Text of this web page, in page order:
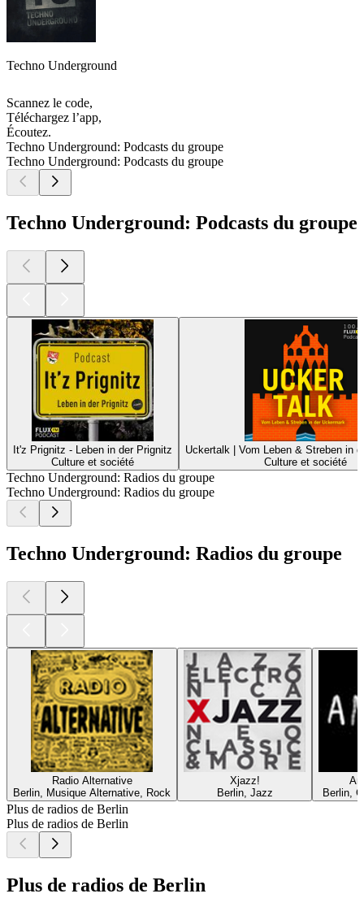
Techno Underground
Scannez le code,
Téléchargez l’app,
Écoutez.
Techno Underground: Podcasts du groupe
Techno Underground: Podcasts du groupe
Techno Underground: Podcasts du groupe
It'z Prignitz - Leben in der Prignitz
Culture et société
Uckertalk | Vom Leben & Streben in
Culture et société
Techno Underground: Radios du groupe
Techno Underground: Radios du groupe
Techno Underground: Radios du groupe
Radio Alternative
Berlin, Musique Alternative, Rock
Xjazz!
Berlin, Jazz
Berlin,
Plus de radios de Berlin
Plus de radios de Berlin
Plus de radios de Berlin